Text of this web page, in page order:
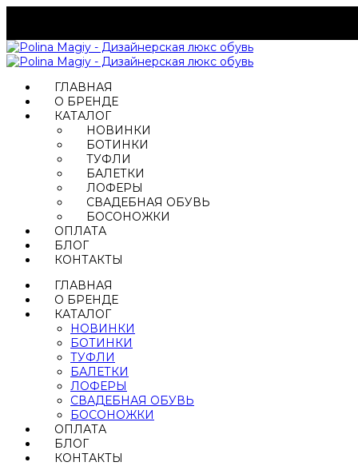
ГЛАВНАЯ
О БРЕНДЕ
КАТАЛОГ
НОВИНКИ
БОТИНКИ
ТУФЛИ
БАЛЕТКИ
ЛОФЕРЫ
СВАДЕБНАЯ ОБУВЬ
БОСОНОЖКИ
ОПЛАТА
БЛОГ
КОНТАКТЫ
ГЛАВНАЯ
О БРЕНДЕ
КАТАЛОГ
НОВИНКИ
БОТИНКИ
ТУФЛИ
БАЛЕТКИ
ЛОФЕРЫ
СВАДЕБНАЯ ОБУВЬ
БОСОНОЖКИ
ОПЛАТА
БЛОГ
КОНТАКТЫ